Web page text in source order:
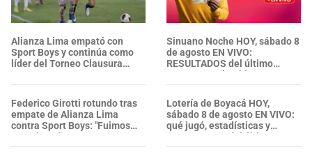
Alianza Lima empató con
Sport Boys y continúa como
líder del Torneo Clausura
Federico Girotti rotundo tras
empate de Alianza Lima
contra Sport Boys: "Fuimos
superiores"
Sinuano Noche HOY, sábado 8
de agosto EN VIVO:
RESULTADOS del último
sorteo en Colombia
Lotería de Boyacá HOY,
sábado 8 de agosto EN VIVO:
qué jugó, estadísticas y
RESULTADOS del último
sorteo